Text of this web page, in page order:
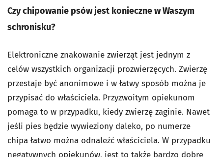
Czy chipowanie psów jest konieczne w Waszym
schronisku?
Elektroniczne znakowanie zwierząt jest jednym z
celów wszystkich organizacji prozwierzęcych. Zwierzę
przestaje być anonimowe i w łatwy sposób można je
przypisać do właściciela. Przyzwoitym opiekunom
pomaga to w przypadku, kiedy zwierzę zaginie. Nawet
jeśli pies będzie wywieziony daleko, po numerze
chipa łatwo można odnaleźć właściciela. W przypadku
negatywnych opiekunów, jest to także bardzo dobre